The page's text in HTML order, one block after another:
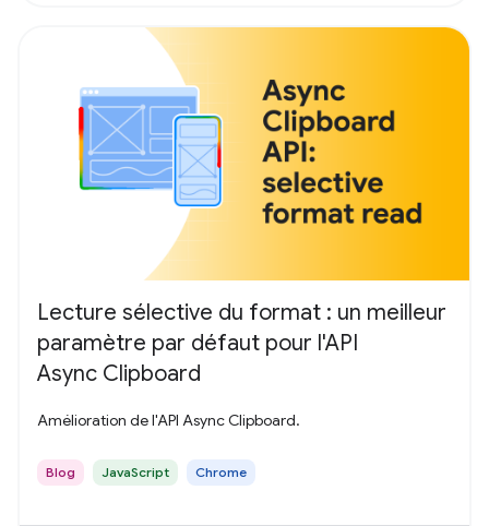
Lecture sélective du format : un meilleur
paramètre par défaut pour l'API
Async Clipboard
Amélioration de l'API Async Clipboard.
Blog JavaScript Chrome